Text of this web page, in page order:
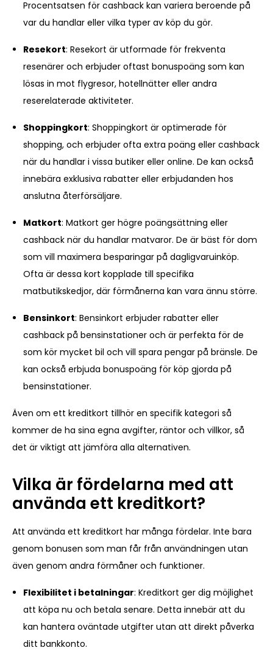
Procentsatsen för cashback kan variera beroende på
var du handlar eller vilka typer av köp du gör.
Resekort: Resekort är utformade för frekventa
resenärer och erbjuder oftast bonuspoäng som kan
lösas in mot flygresor, hotellnätter eller andra
reserelaterade aktiviteter.
Shoppingkort: Shoppingkort är optimerade för
shopping, och erbjuder ofta extra poäng eller cashback
när du handlar i vissa butiker eller online. De kan också
innebära exklusiva rabatter eller erbjudanden hos
anslutna återförsäljare.
Matkort: Matkort ger högre poängsättning eller
cashback när du handlar matvaror. De är bäst för dom
som vill maximera besparingar på dagligvaruinköp.
Ofta är dessa kort kopplade till specifika
matbutikskedjor, där förmånerna kan vara ännu större.
Bensinkort: Bensinkort erbjuder rabatter eller
cashback på bensinstationer och är perfekta för de
som kör mycket bil och vill spara pengar på bränsle. De
kan också erbjuda bonuspoäng för köp gjorda på
bensinstationer.
Även om ett kreditkort tillhör en specifik kategori så
kommer de ha sina egna avgifter, räntor och villkor, så
det är viktigt att jämföra alla alternativen.
Vilka är fördelarna med att
använda ett kreditkort?
Att använda ett kreditkort har många fördelar. Inte bara
genom bonusen som man får från användningen utan
även genom andra förmåner och funktioner.
Flexibilitet i betalningar: Kreditkort ger dig möjlighet
att köpa nu och betala senare. Detta innebär att du
kan hantera oväntade utgifter utan att direkt påverka
ditt bankkonto.